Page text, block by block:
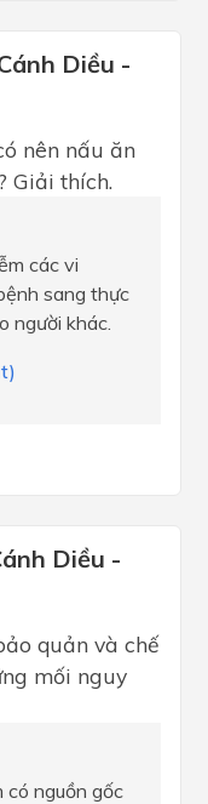
Diều -
nên nấu ăn
Giải thích.
các vi
sang thực
người khác.
Diều -
quản và chế
mối nguy
có nguồn gốc